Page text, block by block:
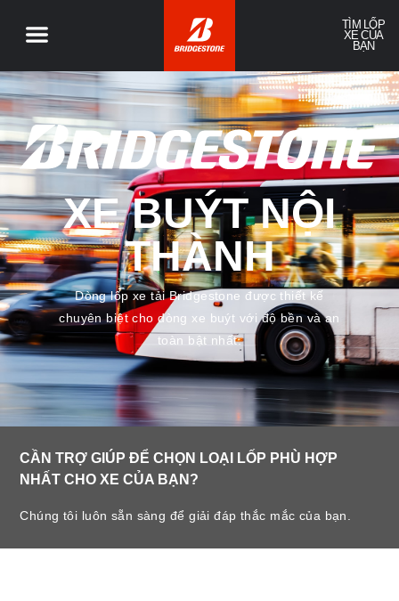
TÌM LỐP
XE CỦA
BẠN
XE BUÝT NỘI
THÀNH
Dòng lốp xe tải Bridgestone được thiết kế
chuyên biệt cho dòng xe buýt với độ bền và an
toàn bật nhất.
CẦN TRỢ GIÚP ĐỂ CHỌN LOẠI LỐP PHÙ HỢP
NHẤT CHO XE CỦA BẠN?
Chúng tôi luôn sẵn sàng để giải đáp thắc mắc của bạn.